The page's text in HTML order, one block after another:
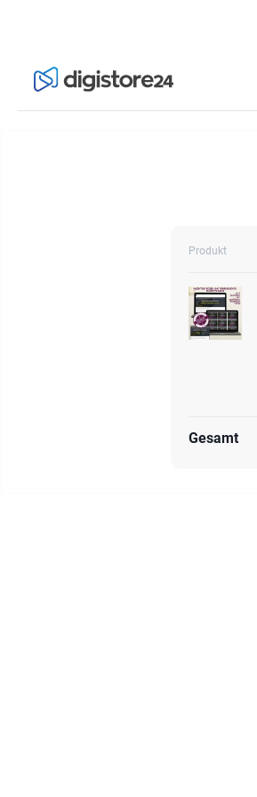
Produkt
Gesamt